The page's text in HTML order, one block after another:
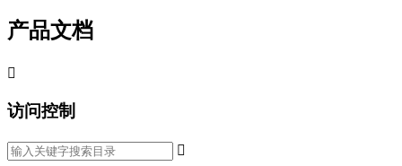
产品文档

访问控制
